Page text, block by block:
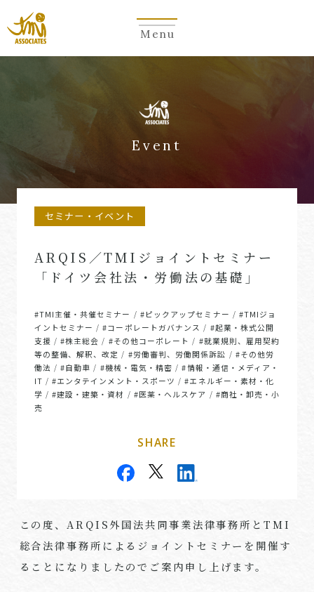
Menu
Event
セミナー・イベント
ARQIS／TMIジョイントセミナー
「ドイツ会社法・労働法の基礎」
#TMI主催・共催セミナー / #ピックアップセミナー / #TMIジョ
イントセミナー /#コーポレートガバナンス / #起業・株式公開
支援 / #株主総会 / #その他コーポレート / #就業規則、雇用契約
等の整備、解釈、改定 / #労働審判、労働関係訴訟 / #その他労
働法 / #自動車 / #機械・電気・精密 /#情報・通信・メディア・
IT / #エンタテインメント・スポーツ /#エネルギー・素材・化
学 / #建設・建築・資材 / #医薬・ヘルスケア / #商社・卸売・小
売
SHARE
この度、ARQIS外国法共同事業法律事務所とTMI
総合法律事務所によるジョイントセミナーを開催す
ることになりましたのでご案内申し上げます。